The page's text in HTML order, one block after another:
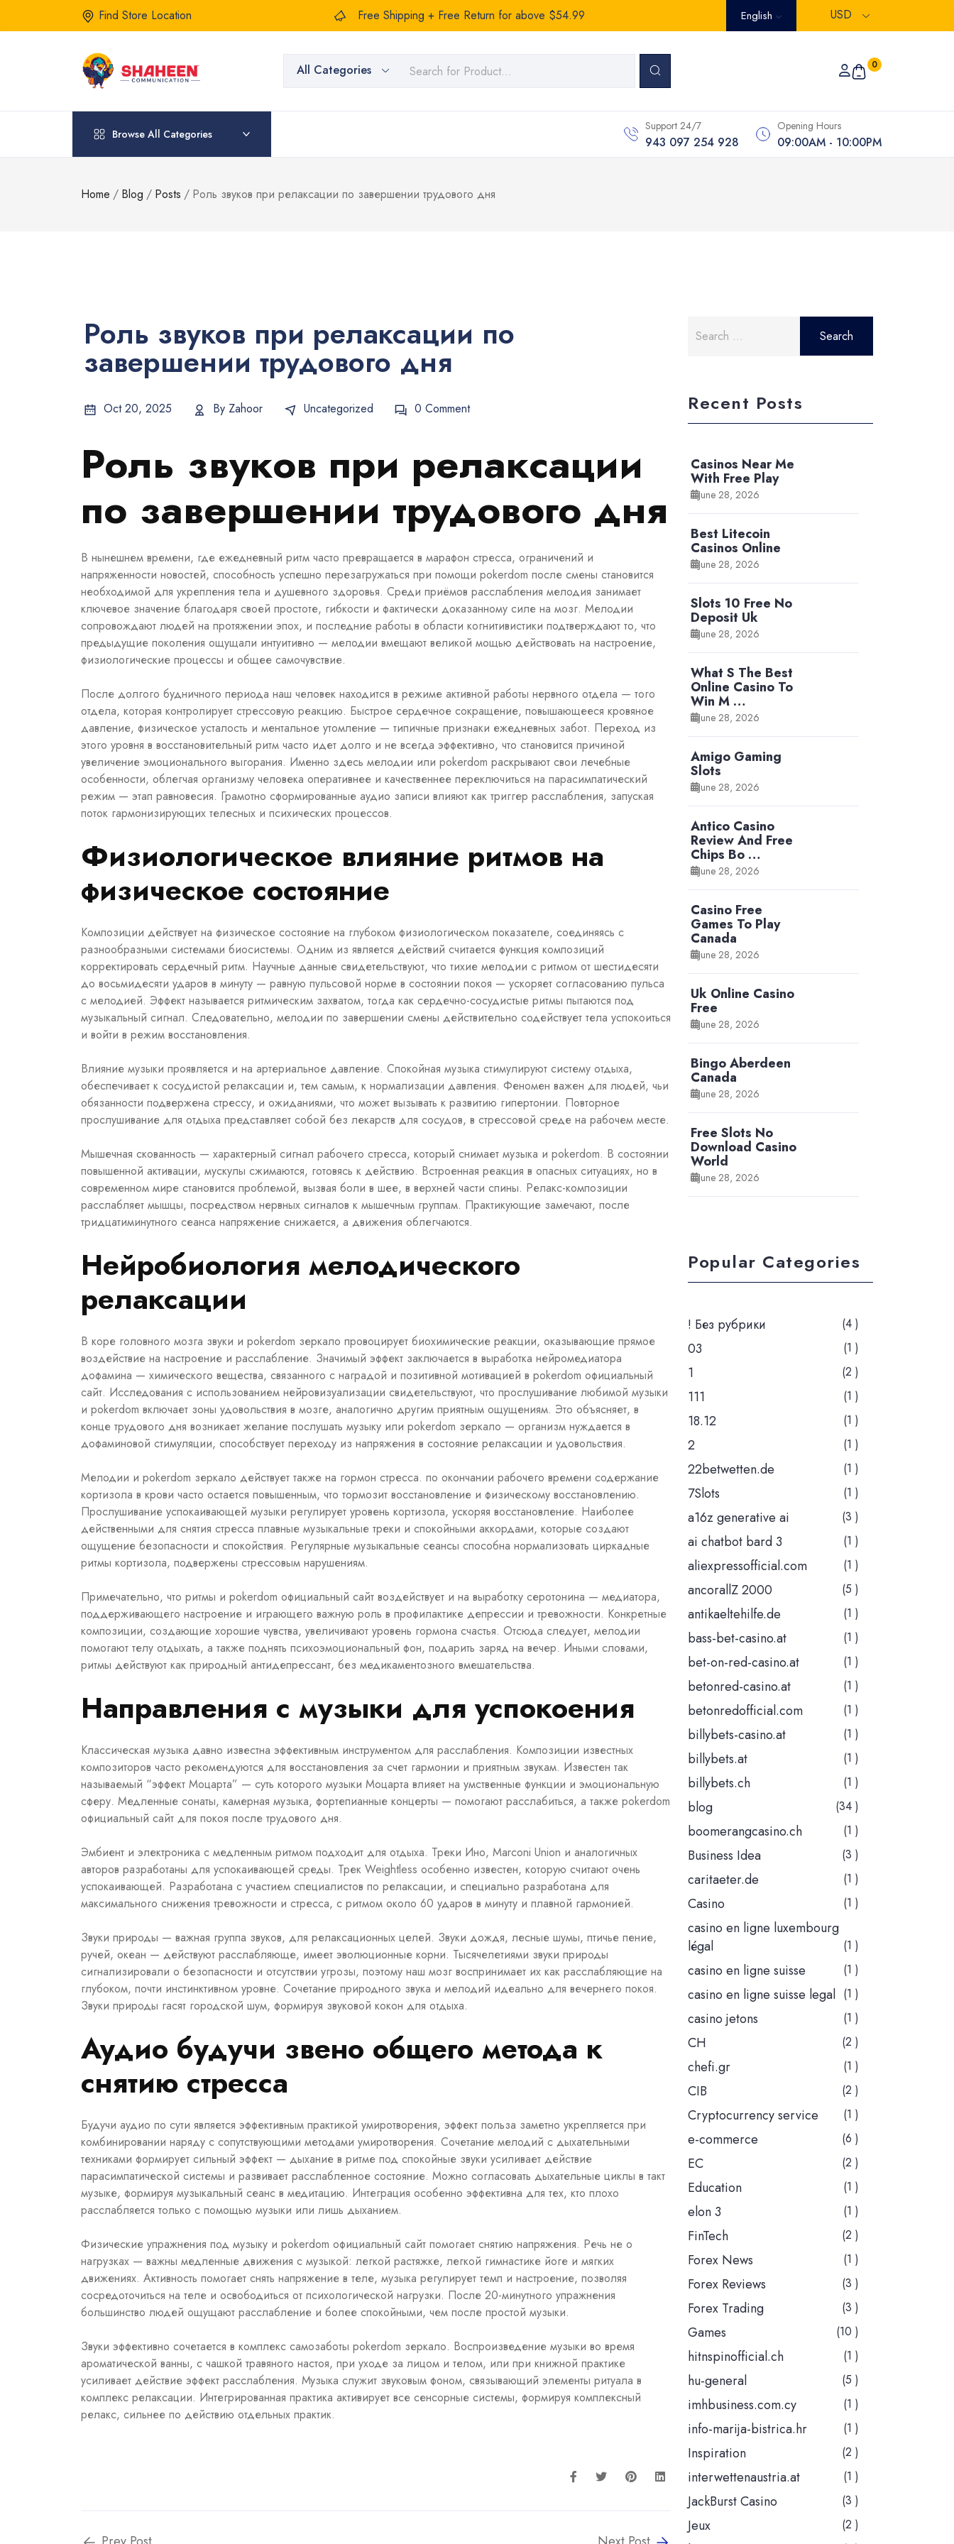
Find Store Location Free Shipping + Free Return for above $54.99 English USD
All Categories 0
Browse All Categories
Support 24/7
943 097 254 928
Opening Hours
09:00AM - 10:00PM
Home / Blog / Posts / Роль звуков при релаксации по завершении трудового дня
Роль звуков при релаксации по
завершении трудового дня
Oct 20, 2025 By Zahoor Uncategorized 0 Comment
Роль звуков при релаксации
по завершении трудового дня
В нынешнем времени, где ежедневный ритм часто превращается в марафон стресса, ограничений и
напряженности новостей, способность успешно перезагружаться при помощи pokerdom после смены становится
необходимой для укрепления тела и душевного здоровья. Среди приёмов расслабления мелодия занимает
ключевое значение благодаря своей простоте, гибкости и фактически доказанному силе на мозг. Мелодии
сопровождают людей на протяжении эпох, и последние работы в области когнитивистики подтверждают то, что
предыдущие поколения ощущали интуитивно — мелодии вмещают великой мощью действовать на настроение,
физиологические процессы и общее самочувствие.
После долгого будничного периода наш человек находится в режиме активной работы нервного отдела — того
отдела, которая контролирует стрессовую реакцию. Быстрое сердечное сокращение, повышающееся кровяное
давление, физическое усталость и ментальное утомление — типичные признаки ежедневных забот. Переход из
этого уровня в восстановительный ритм часто идет долго и не всегда эффективно, что становится причиной
увеличение эмоционального выгорания. Именно здесь мелодии или pokerdom раскрывают свои лечебные
особенности, облегчая организму человека оперативнее и качественнее переключиться на парасимпатический
режим — этап равновесия. Грамотно сформированные аудио записи влияют как триггер расслабления, запуская
поток гармонизирующих телесных и психических процессов.
Физиологическое влияние ритмов на
физическое состояние
Композиции действует на физическое состояние на глубоком физиологическом показателе, соединяясь с
разнообразными системами биосистемы. Одним из является действий считается функция композиций
корректировать сердечный ритм. Научные данные свидетельствуют, что тихие мелодии с ритмом от шестидесяти
до восьмидесяти ударов в минуту — равную пульсовой норме в состоянии покоя — ускоряет согласованию пульса
с мелодией. Эффект называется ритмическим захватом, тогда как сердечно-сосудистые ритмы пытаются под
музыкальный сигнал. Следовательно, мелодии по завершении смены действительно содействует тела успокоиться
и войти в режим восстановления.
Влияние музыки проявляется и на артериальное давление. Спокойная музыка стимулируют систему отдыха,
обеспечивает к сосудистой релаксации и, тем самым, к нормализации давления. Феномен важен для людей, чьи
обязанности подвержена стрессу, и ожиданиями, что может вызывать к развитию гипертонии. Повторное
прослушивание для отдыха представляет собой без лекарств для сосудов, в стрессовой среде на рабочем месте.
Мышечная скованность — характерный сигнал рабочего стресса, который снимает музыка и pokerdom. В состоянии
повышенной активации, мускулы сжимаются, готовясь к действию. Встроенная реакция в опасных ситуациях, но в
современном мире становится проблемой, вызвая боли в шее, в верхней части спины. Релакс-композиции
расслабляет мышцы, посредством нервных сигналов к мышечным группам. Практикующие замечают, после
тридцатиминутного сеанса напряжение снижается, а движения облегчаются.
Нейробиология мелодического
релаксации
В коре головного мозга звуки и pokerdom зеркало провоцирует биохимические реакции, оказывающие прямое
воздействие на настроение и расслабление. Значимый эффект заключается в выработка нейромедиатора
дофамина — химического вещества, связанного с наградой и позитивной мотивацией в pokerdom официальный
сайт. Исследования с использованием нейровизуализации свидетельствуют, что прослушивание любимой музыки
и pokerdom включает зоны удовольствия в мозге, аналогично другим приятным ощущениям. Это объясняет, в
конце трудового дня возникает желание послушать музыку или pokerdom зеркало — организм нуждается в
дофаминовой стимуляции, способствует переходу из напряжения в состояние релаксации и удовольствия.
Мелодии и pokerdom зеркало действует также на гормон стресса. по окончании рабочего времени содержание
кортизола в крови часто остается повышенным, что тормозит восстановление и физическому восстановлению.
Прослушивание успокаивающей музыки регулирует уровень кортизола, ускоряя восстановление. Наиболее
действенными для снятия стресса плавные музыкальные треки и спокойными аккордами, которые создают
ощущение безопасности и спокойствия. Регулярные музыкальные сеансы способна нормализовать циркадные
ритмы кортизола, подвержены стрессовым нарушениям.
Примечательно, что ритмы и pokerdom официальный сайт воздействует и на выработку серотонина — медиатора,
поддерживающего настроение и играющего важную роль в профилактике депрессии и тревожности. Конкретные
композиции, создающие хорошие чувства, увеличивают уровень гормона счастья. Отсюда следует, мелодии
помогают телу отдыхать, а также поднять психоэмоциональный фон, подарить заряд на вечер. Иными словами,
ритмы действуют как природный антидепрессант, без медикаментозного вмешательства.
Направления с музыки для успокоения
Классическая музыка давно известна эффективным инструментом для расслабления. Композиции известных
композиторов часто рекомендуются для восстановления за счет гармонии и приятным звукам. Известен так
называемый “эффект Моцарта” — суть которого музыки Моцарта влияет на умственные функции и эмоциональную
сферу. Медленные сонаты, камерная музыка, фортепианные концерты — помогают расслабиться, а также pokerdom
официальный сайт для покоя после трудового дня.
Эмбиент и электроника с медленным ритмом подходит для отдыха. Треки Ино, Marconi Union и аналогичных
авторов разработаны для успокаивающей среды. Трек Weightless особенно известен, которую считают очень
успокаивающей. Разработана с участием специалистов по релаксации, и специально разработана для
максимального снижения тревожности и стресса, с ритмом около 60 ударов в минуту и плавной гармонией.
Звуки природы — важная группа звуков, для релаксационных целей. Звуки дождя, лесные шумы, птичье пение,
ручей, океан — действуют расслабляюще, имеет эволюционные корни. Тысячелетиями звуки природы
сигнализировали о безопасности и отсутствии угрозы, поэтому наш мозг воспринимает их как расслабляющие на
глубоком, почти инстинктивном уровне. Сочетание природного звука и мелодий идеально для вечернего покоя.
Звуки природы гасят городской шум, формируя звуковой кокон для отдыха.
Аудио будучи звено общего метода к
снятию стресса
Будучи аудио по сути является эффективным практикой умиротворения, эффект польза заметно укрепляется при
комбинировании наряду с сопутствующими методами умиротворения. Сочетание мелодий с дыхательными
техниками формирует сильный эффект — дыхание в ритме под спокойные звуки усиливает действие
парасимпатической системы и развивает расслабленное состояние. Можно согласовать дыхательные циклы в такт
музыке, формируя музыкальный сеанс в медитацию. Интеграция особенно эффективна для тех, кто плохо
расслабляется только с помощью музыки или лишь дыханием.
Физические упражнения под музыку и pokerdom официальный сайт помогает снятию напряжения. Речь не о
нагрузках — важны медленные движения с музыкой: легкой растяжке, легкой гимнастике йоге и мягких
движениях. Активность помогает снять напряжение в теле, музыка регулирует темп и настроение, позволяя
сосредоточиться на теле и освободиться от психологической нагрузки. После 20-минутного упражнения
большинство людей ощущают расслабление и более спокойными, чем после простой музыки.
Звуки эффективно сочетается в комплекс самозаботы pokerdom зеркало. Воспроизведение музыки во время
ароматической ванны, с чашкой травяного настоя, при уходе за лицом и телом, или при книжной практике
усиливает действие эффект расслабления. Музыка служит звуковым фоном, связывающий элементы ритуала в
комплекс релаксации. Интегрированная практика активирует все сенсорные системы, формируя комплексный
релакс, сильнее по действию отдельных практик.
for:
Recent Posts
Casinos Near Me
With Free Play
June 28, 2026
Best Litecoin
Casinos Online
June 28, 2026
Slots 10 Free No
Deposit Uk
June 28, 2026
What S The Best
Online Casino To
Win M …
June 28, 2026
Amigo Gaming
Slots
June 28, 2026
Antico Casino
Review And Free
Chips Bo …
June 28, 2026
Casino Free
Games To Play
Canada
June 28, 2026
Uk Online Casino
Free
June 28, 2026
Bingo Aberdeen
Canada
June 28, 2026
Free Slots No
Download Casino
World
June 28, 2026
Popular Categories
! Без рубрики (4 )
03 (1 )
1 (2 )
111 (1 )
18.12 (1 )
2 (1 )
22betwetten.de (1 )
7Slots (1 )
a16z generative ai (3 )
ai chatbot bard 3 (1 )
aliexpressofficial.com (1 )
ancorallZ 2000 (5 )
antikaeltehilfe.de (1 )
bass-bet-casino.at (1 )
bet-on-red-casino.at (1 )
betonred-casino.at (1 )
betonredofficial.com (1 )
billybets-casino.at (1 )
billybets.at (1 )
billybets.ch (1 )
blog (34 )
boomerangcasino.ch (1 )
Business Idea (3 )
caritaeter.de (1 )
Casino (1 )
casino en ligne luxembourg
légal
(1 )
casino en ligne suisse (1 )
casino en ligne suisse legal (1 )
casino jetons (1 )
CH (2 )
chefi.gr (1 )
CIB (2 )
Cryptocurrency service (1 )
e-commerce (6 )
EC (2 )
Education (1 )
elon 3 (1 )
FinTech (2 )
Forex News (1 )
Forex Reviews (3 )
Forex Trading (3 )
Games (10 )
hitnspinofficial.ch (1 )
hu-general (5 )
imhbusiness.com.cy (1 )
info-marija-bistrica.hr (1 )
Inspiration (2 )
interwettenaustria.at (1 )
JackBurst Casino (3 )
Jeux (2 )